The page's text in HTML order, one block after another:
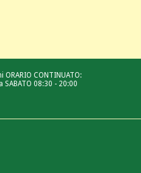
CONTINUATO:
SABATO 08:30 - 20:00